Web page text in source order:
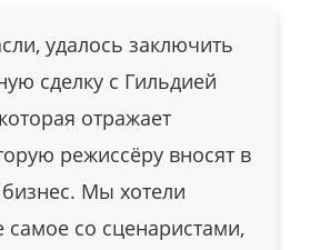
удалось заключить
сделку с Гильдией
отражает
режиссёру вносят в
бизнес. Мы хотели
самое со сценаристами,